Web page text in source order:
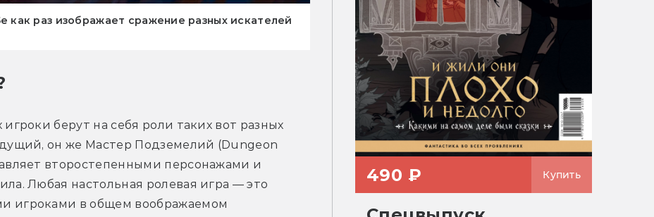
как раз изображает сражение разных искателей
берут на себя роли таких вот разных
он же Мастер Подземелий (Dungeon
второстепенными персонажами и
Любая настольная ролевая игра — это
игроками в общем воображаемом
490 ₽ Купить